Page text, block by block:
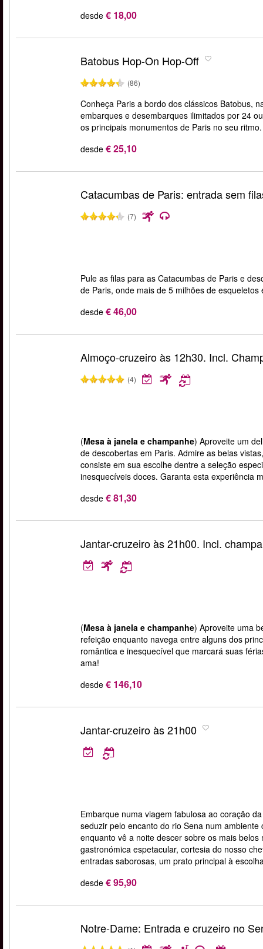
desde € 18,00
Batobus Hop-On Hop-Off
(86)
Conheça Paris a bordo dos clássicos Batobus,
embarques e desembarques ilimitados por 24
os principais monumentos de Paris no seu
desde € 25,10
Catacumbas de Paris: entrada sem
(7)
Pule as filas para as Catacumbas de Paris e
de Paris, onde mais de 5 milhões de
desde € 46,00
Almoço-cruzeiro às 12h30. Incl.
(4)
(Mesa à janela e champanhe) Aproveite um
de descobertas em Paris. Admire as belas
consiste em sua escolhe dentre a seleção
inesquecíveis doces. Garanta esta experiência
desde € 81,30
Jantar-cruzeiro às 21h00. Incl.
(Mesa à janela e champanhe) Aproveite uma
refeição enquanto navega entre alguns dos
romântica e inesquecível que marcará suas
ama!
desde € 146,10
Jantar-cruzeiro às 21h00
Embarque numa viagem fabulosa ao coração
seduzir pelo encanto do rio Sena num
enquanto vê a noite descer sobre os mais
gastronómica espetacular, cortesia do nosso
entradas saborosas, um prato principal à
desde € 95,90
Notre-Dame: Entrada e cruzeiro no